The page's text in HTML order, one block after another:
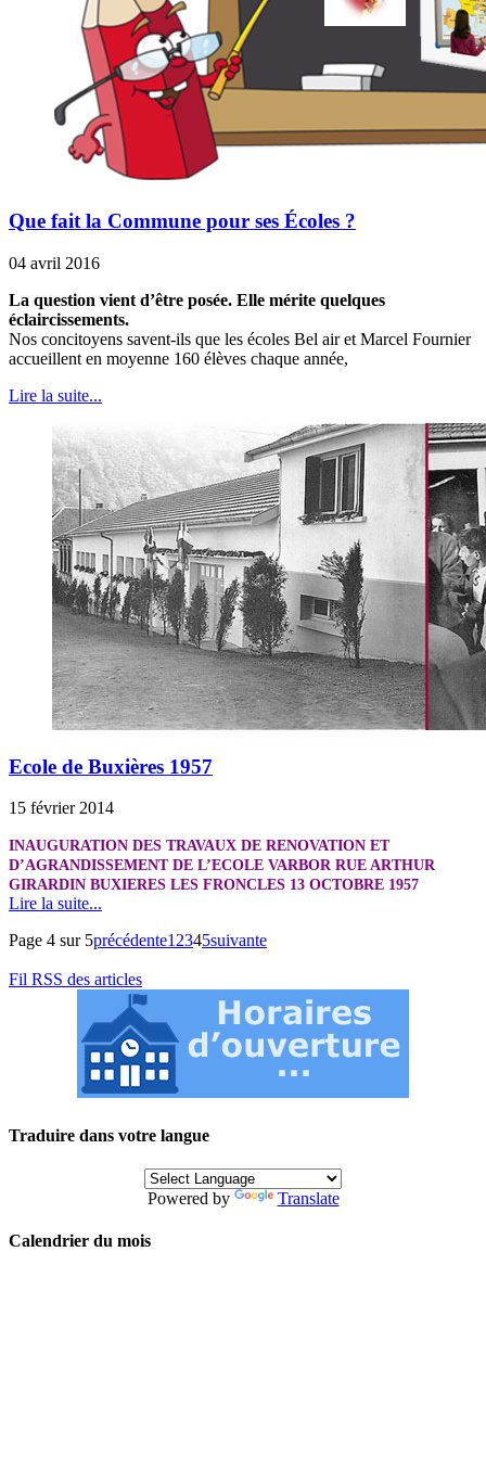
Que fait la Commune pour ses Écoles ?
04 avril 2016
La question vient d’être posée. Elle mérite quelques
éclaircissements.
Nos concitoyens savent-ils que les écoles Bel air et Marcel Fournier
accueillent en moyenne 160 élèves chaque année,
Lire la suite...
Ecole de Buxières 1957
15 février 2014
INAUGURATION DES TRAVAUX DE RENOVATION ET
D’AGRANDISSEMENT DE L’ECOLE VARBOR RUE ARTHUR
GIRARDIN BUXIERES LES FRONCLES 13 OCTOBRE 1957
Lire la suite...
Page 4 sur 5précédente1 2345suivante
Fil RSS des articles
Traduire dans votre langue
Powered by Translate
Calendrier du mois